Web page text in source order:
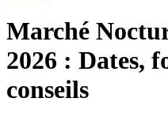
Marché
2026 : Dates,
conseils